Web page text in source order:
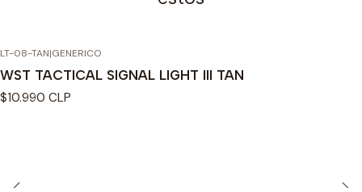
LT-08-TAN|GENERICO
WST TACTICAL SIGNAL LIGHT III TAN
$10.990 CLP